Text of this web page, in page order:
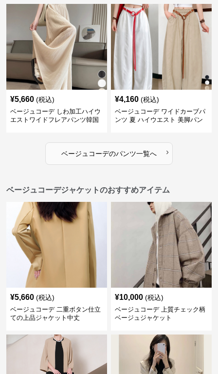
¥5,660 (税込)
ベージュコーデ しわ加工ハイウ
エストワイドフレアパンツ韓国
¥4,160 (税込)
ベージュコーデ ワイドカーブパ
ンツ 夏 ハイウエスト 美脚パン
ベージュコーデのパンツ一覧へ ›
ベージュコーデジャケットのおすすめアイテム
¥5,660 (税込)
ベージュコーデ 二重ボタン仕立
ての上品ジャケット中丈
¥10,000 (税込)
ベージュコーデ 上質チェック柄
ベージュジャケット